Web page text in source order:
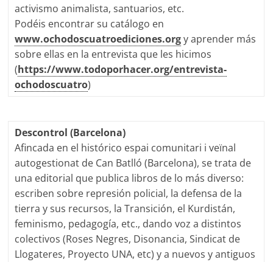
activismo animalista, santuarios, etc.
Podéis encontrar su catálogo en
www.ochodoscuatroediciones.orgy aprender más
sobre ellas en la entrevista que les hicimos
(https://www.todoporhacer.org/entrevista-
ochodoscuatro)
Descontrol (Barcelona)
Afincada en el histórico espai comunitari i veïnal
autogestionat de Can Batlló (Barcelona), se trata de
una editorial que publica libros de lo más diverso:
escriben sobre represión policial, la defensa de la
tierra y sus recursos, la Transición, el Kurdistán,
feminismo, pedagogía, etc., dando voz a distintos
colectivos (Roses Negres, Disonancia, Sindicat de
Llogateres, Proyecto UNA, etc) y a nuevos y antiguos